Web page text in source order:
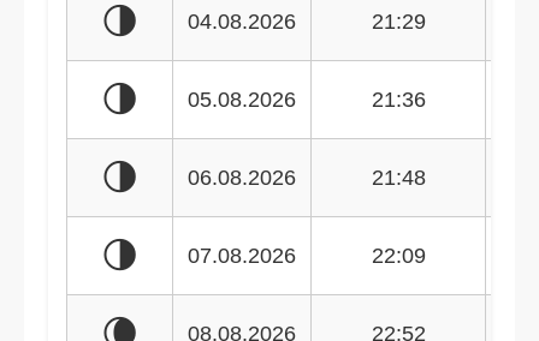
🌗 04.08.2026 21:29
🌗 05.08.2026 21:36
🌗 06.08.2026 21:48
🌗 07.08.2026 22:09
08.08.2026 22:52